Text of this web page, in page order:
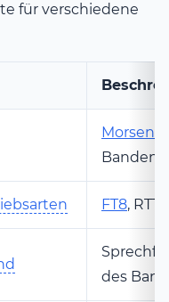
für verschiedene
Morsen
FT8,
des